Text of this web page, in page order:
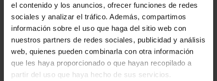
el contenido y los anuncios, ofrecer funciones de redes
sociales y analizar el tráfico. Además, compartimos
información sobre el uso que haga del sitio web con
nuestros partners de redes sociales, publicidad y análisis
web, quienes pueden combinarla con otra información
que les haya proporcionado o que hayan recopilado a
partir del uso que haya hecho de sus servicios.
Matériel
Acier Inox.304
(1 éléments)
Code Référence
Des
mesures
Variantes